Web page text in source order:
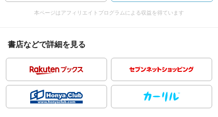
本ページはアフィリエイトプログラムによる収益を得ています
書店などで詳細を見る